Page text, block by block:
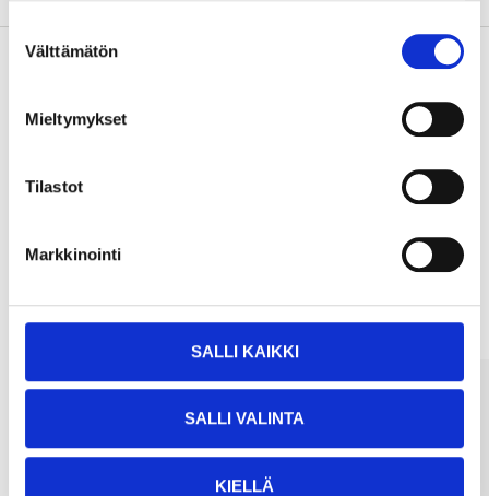
Suostumuksen
valinta
Välttämätön
Mieltymykset
Tilastot
Markkinointi
SALLI KAIKKI
SALLI VALINTA
KIELLÄ
Other customers also bought